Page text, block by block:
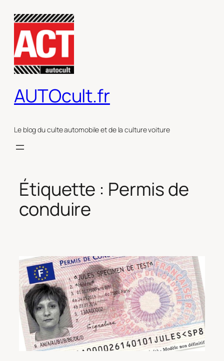
contenu
AUTOcult.fr
Le blog du culte automobile et de la culture voiture
Étiquette : Permis de
conduire